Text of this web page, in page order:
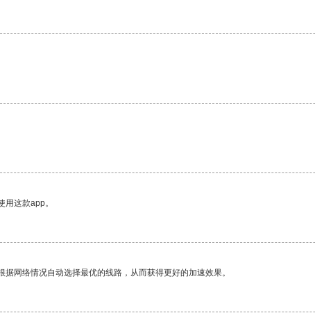
这款app。
网络情况自动选择最优的线路，从而获得更好的加速效果。